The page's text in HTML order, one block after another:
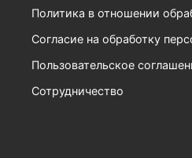
Политика в отношении
Согласие на обработку
Пользовательское
Сотрудничество